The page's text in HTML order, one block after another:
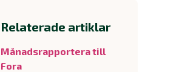
Relaterade artiklar
Månadsrapportera till
Fora